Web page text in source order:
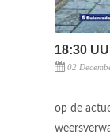
18:30
02
op de